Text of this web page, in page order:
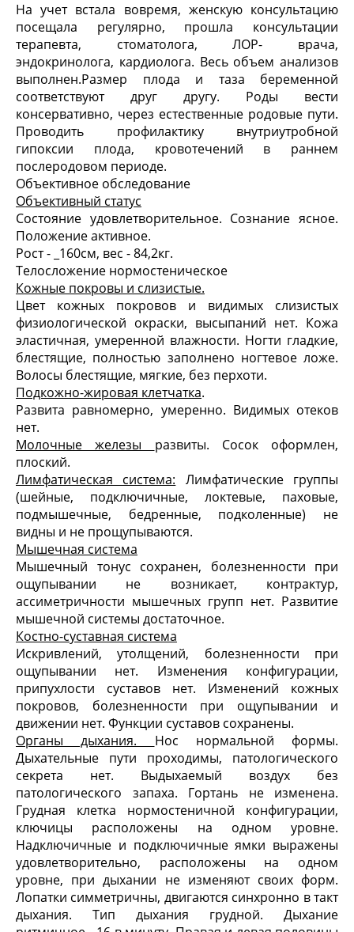
На учет встала вовремя, женскую консультацию
посещала регулярно, прошла консультации
терапевта, стоматолога, ЛОР- врача,
эндокринолога, кардиолога. Весь объем анализов
выполнен.Размер плода и таза беременной
соответствуют друг другу. Роды вести
консервативно, через естественные родовые пути.
Проводить профилактику внутриутробной
гипоксии плода, кровотечений в раннем
послеродовом периоде.
Объективное обследование
Объективный статус
Состояние удовлетворительное. Сознание ясное.
Положение активное.
Рост - _160см, вес - 84,2кг.
Телосложение нормостеническое
Кожные покровы и слизистые.
Цвет кожных покровов и видимых слизистых
физиологической окраски, высыпаний нет. Кожа
эластичная, умеренной влажности. Ногти гладкие,
блестящие, полностью заполнено ногтевое ложе.
Волосы блестящие, мягкие, без перхоти.
Подкожно-жировая клетчатка.
Развита равномерно, умеренно. Видимых отеков
нет.
Молочные железы развиты. Сосок оформлен,
плоский.
Лимфатическая система: Лимфатические группы
(шейные, подключичные, локтевые, паховые,
подмышечные, бедренные, подколенные) не
видны и не прощупываются.
Мышечная система
Мышечный тонус сохранен, болезненности при
ощупывании не возникает, контрактур,
ассиметричности мышечных групп нет. Развитие
мышечной системы достаточное.
Коcтно-суcтавная сиcтема
Искривлений, утолщений, болезненности при
ощупывании нет. Изменения конфигурации,
припухлости суставов нет. Изменений кожных
покровов, болезненности при ощупывании и
движении нет. Функции суставов сохранены.
Органы дыхания. Нос нормальной формы.
Дыхательные пути проходимы, патологического
секрета нет. Выдыхаемый воздух без
патологического запаха. Гортань не изменена.
Грудная клетка нормостеничной конфигурации,
ключицы расположены на одном уровне.
Надключичные и подключичные ямки выражены
удовлетворительно, расположены на одном
уровне, при дыхании не изменяют своих форм.
Лопатки симметричны, двигаются синхронно в такт
дыхания. Тип дыхания грудной. Дыхание